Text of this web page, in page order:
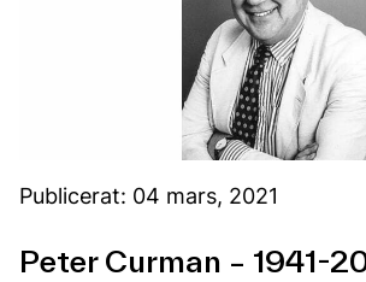
Publicerat: 04 mars, 2021
Peter Curman – 1941-